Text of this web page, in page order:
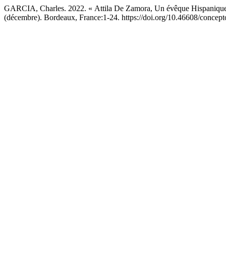
GARCIA, Charles. 2022. « Attila De Zamora, Un évêque
(décembre). Bordeaux, France:1-24. https://doi.org/10.46608/